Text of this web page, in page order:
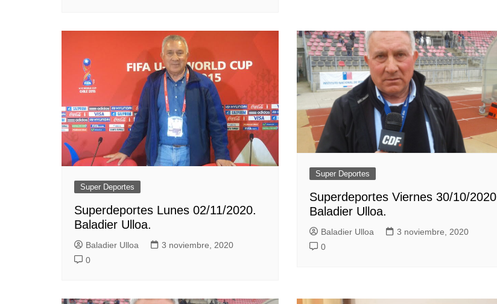
Super Deportes
Superdeportes Lunes 02/11/2020.
Baladier Ulloa.
Baladier Ulloa
3 noviembre, 2020
0
Super Deportes
Superdeportes Viernes 30/10/2020
Baladier Ulloa.
Baladier Ulloa
3 noviembre, 2020
0